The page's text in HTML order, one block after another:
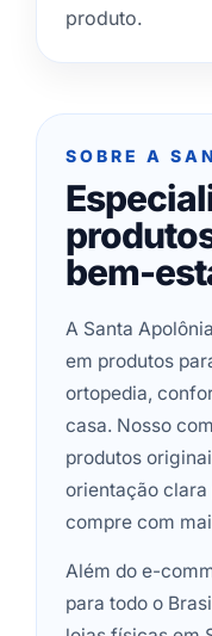
produto.
SOBRE A
bem-
A Santa
em produtos
ortopedia,
casa. Nosso
produtos
orientação
compre com
Além do e-
para todo o